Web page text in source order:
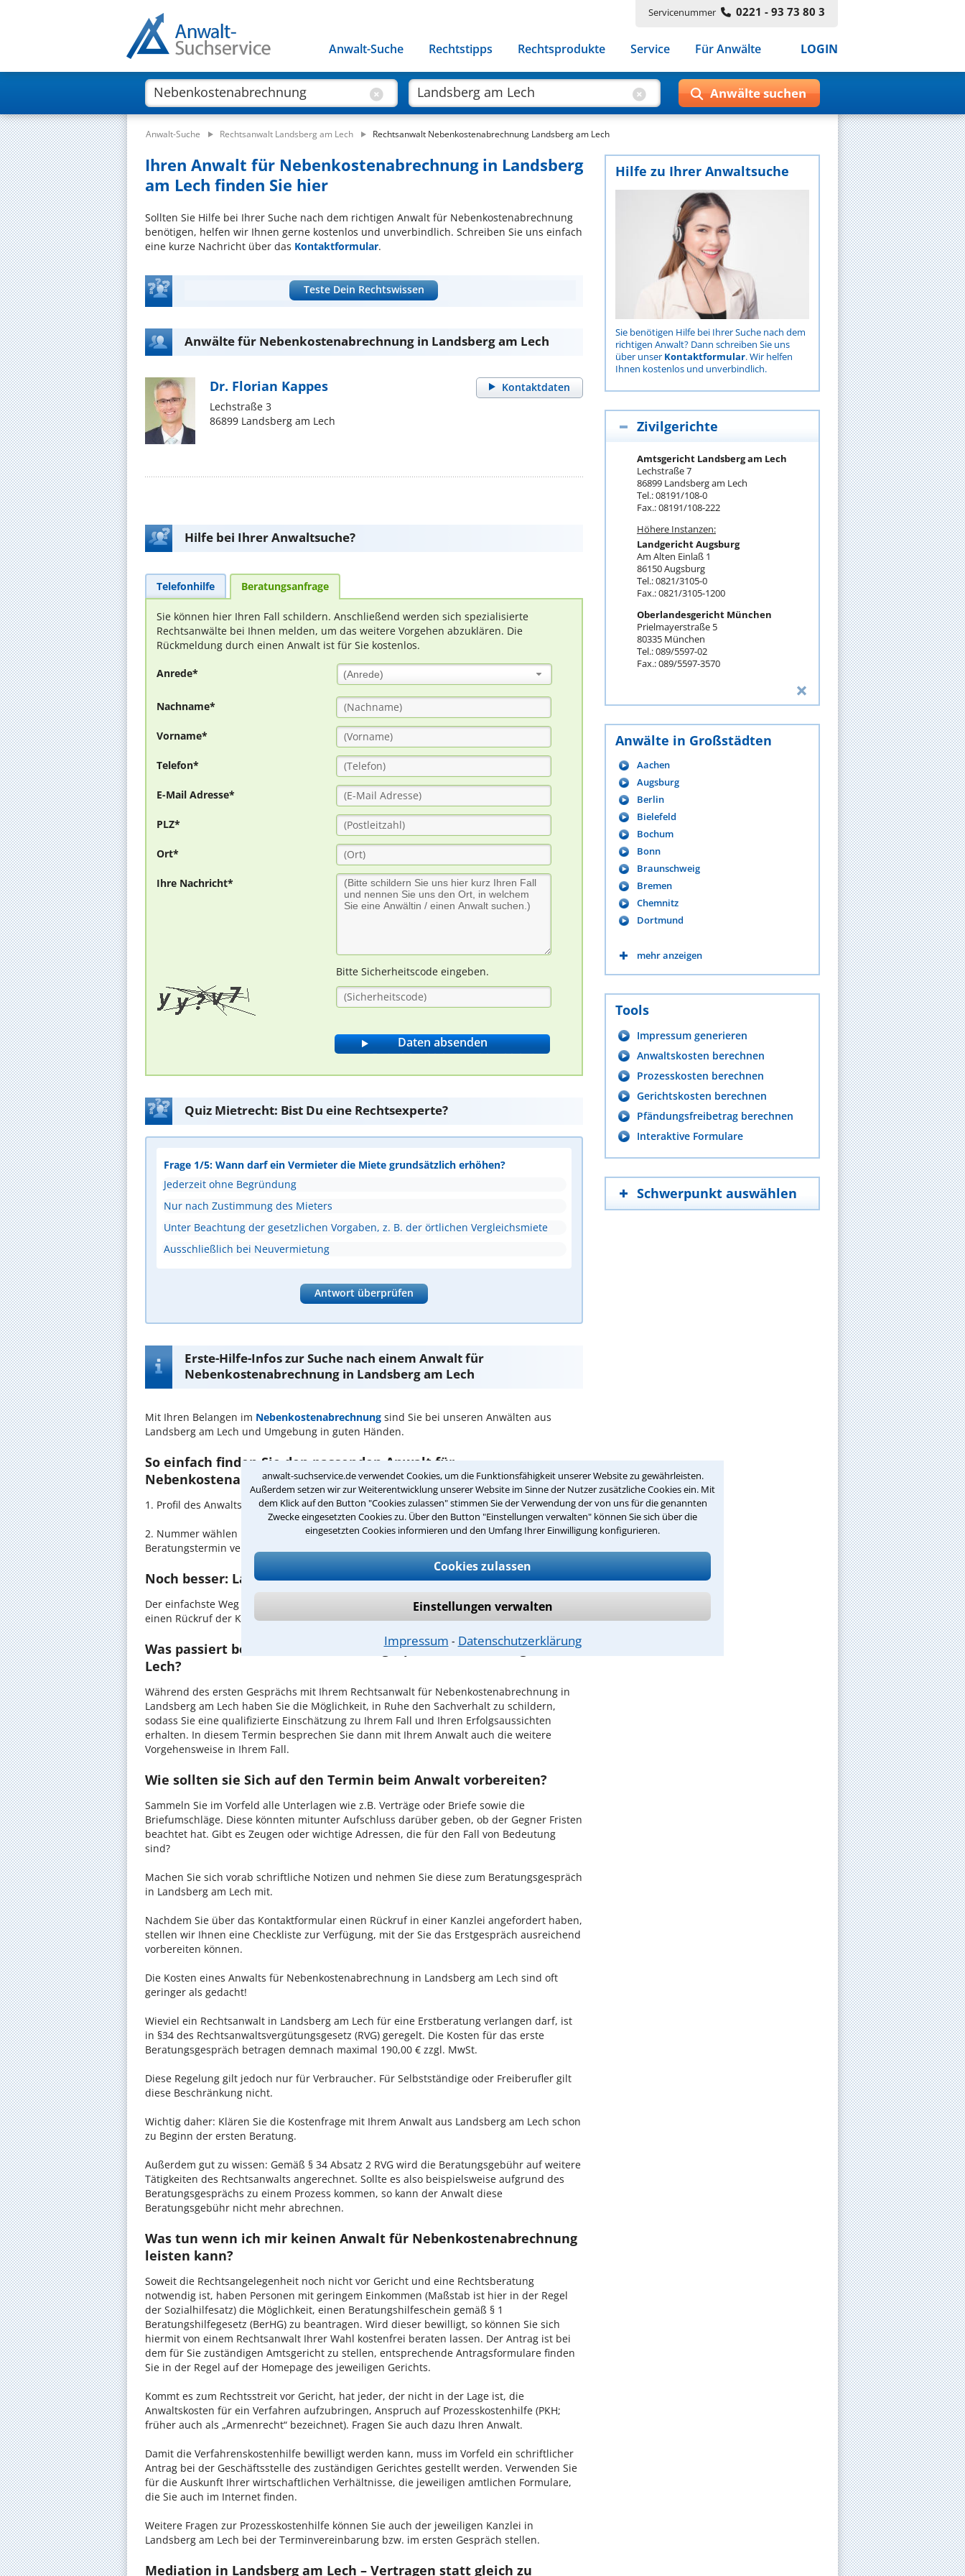
anwalt-suchservice.de verwendet Cookies, um die Funktionsfähigkeit unserer Website zu gewährleisten.
Außerdem setzen wir zur Weiterentwicklung unserer Website im Sinne der Nutzer zusätzliche Cookies ein. Mit
dem Klick auf den Button "Cookies zulassen" stimmen Sie der Verwendung der von uns für die genannten
Zwecke eingesetzten Cookies zu. Über den Button "Einstellungen verwalten" können Sie sich über die
eingesetzten Cookies informieren und den Umfang Ihrer Einwilligung konfigurieren.
Cookies zulassen
Einstellungen verwalten
Impressum ⁃ Datenschutzerklärung
Servicenummer 0221 - 93 73 80 3
Anwalt-Suche Rechtstipps Rechtsprodukte Service Für Anwälte LOGIN
Anwalt-Suche Rechtsanwalt Landsberg am Lech Rechtsanwalt Nebenkostenabrechnung Landsberg am Lech
Ihren Anwalt für Nebenkostenabrechnung in Landsberg
am Lech finden Sie hier
Sollten Sie Hilfe bei Ihrer Suche nach dem richtigen Anwalt für Nebenkostenabrechnung
benötigen, helfen wir Ihnen gerne kostenlos und unverbindlich. Schreiben Sie uns einfach
eine kurze Nachricht über das Kontaktformular.
Teste Dein Rechtswissen
Anwälte für Nebenkostenabrechnung in Landsberg am Lech
Kontaktdaten
Dr. Florian Kappes
Lechstraße 3
86899 Landsberg am Lech
Hilfe bei Ihrer Anwaltsuche?
Telefonhilfe Beratungsanfrage
Sie können hier Ihren Fall schildern. Anschließend werden sich spezialisierte
Rechtsanwälte bei Ihnen melden, um das weitere Vorgehen abzuklären. Die
Rückmeldung durch einen Anwalt ist für Sie kostenlos.
Anrede* (Anrede)
Nachname*
Vorname*
Telefon*
E-Mail Adresse*
PLZ*
Ort*
Ihre Nachricht*
Bitte Sicherheitscode eingeben.
Quiz Mietrecht: Bist Du eine Rechtsexperte?
Frage 1/5: Wann darf ein Vermieter die Miete grundsätzlich erhöhen?
Jederzeit ohne Begründung
Nur nach Zustimmung des Mieters
Unter Beachtung der gesetzlichen Vorgaben, z. B. der örtlichen Vergleichsmiete
Ausschließlich bei Neuvermietung
Antwort überprüfen
Erste-Hilfe-Infos zur Suche nach einem Anwalt für
Nebenkostenabrechnung in Landsberg am Lech
Mit Ihren Belangen im Nebenkostenabrechnung sind Sie bei unseren Anwälten aus
Landsberg am Lech und Umgebung in guten Händen.
So einfach finden Sie den passenden Anwalt für
Nebenkostenabrechnung in Landsberg am Lech:
1. Profil des Anwalts für Nebenkostenabrechnung in Ihrer Umgebung auswählen
2. Nummer wählen und direkt mit der Kanzlei in Landsberg am Lech einen
Beratungstermin vereinbaren
Noch besser: Lassen Sie sich zurückrufen
Der einfachste Weg zum Anwalt in Landsberg am Lech ist es, über unser Kontaktformular
einen Rückruf der Kanzlei anzufordern - probieren Sie es gleich aus.
Was passiert beim anwaltlichen Erstgespräch in Landsberg am
Lech?
Während des ersten Gesprächs mit Ihrem Rechtsanwalt für Nebenkostenabrechnung in
Landsberg am Lech haben Sie die Möglichkeit, in Ruhe den Sachverhalt zu schildern,
sodass Sie eine qualifizierte Einschätzung zu Ihrem Fall und Ihren Erfolgsaussichten
erhalten. In diesem Termin besprechen Sie dann mit Ihrem Anwalt auch die weitere
Vorgehensweise in Ihrem Fall.
Wie sollten sie Sich auf den Termin beim Anwalt vorbereiten?
Sammeln Sie im Vorfeld alle Unterlagen wie z.B. Verträge oder Briefe sowie die
Briefumschläge. Diese könnten mitunter Aufschluss darüber geben, ob der Gegner Fristen
beachtet hat. Gibt es Zeugen oder wichtige Adressen, die für den Fall von Bedeutung
sind?
Machen Sie sich vorab schriftliche Notizen und nehmen Sie diese zum Beratungsgespräch
in Landsberg am Lech mit.
Nachdem Sie über das Kontaktformular einen Rückruf in einer Kanzlei angefordert haben,
stellen wir Ihnen eine Checkliste zur Verfügung, mit der Sie das Erstgespräch ausreichend
vorbereiten können.
Die Kosten eines Anwalts für Nebenkostenabrechnung in Landsberg am Lech sind oft
geringer als gedacht!
Wieviel ein Rechtsanwalt in Landsberg am Lech für eine Erstberatung verlangen darf, ist
in §34 des Rechtsanwaltsvergütungsgesetz (RVG) geregelt. Die Kosten für das erste
Beratungsgespräch betragen demnach maximal 190,00 € zzgl. MwSt.
Diese Regelung gilt jedoch nur für Verbraucher. Für Selbstständige oder Freiberufler gilt
diese Beschränkung nicht.
Wichtig daher: Klären Sie die Kostenfrage mit Ihrem Anwalt aus Landsberg am Lech schon
zu Beginn der ersten Beratung.
Außerdem gut zu wissen: Gemäß § 34 Absatz 2 RVG wird die Beratungsgebühr auf weitere
Tätigkeiten des Rechtsanwalts angerechnet. Sollte es also beispielsweise aufgrund des
Beratungsgesprächs zu einem Prozess kommen, so kann der Anwalt diese
Beratungsgebühr nicht mehr abrechnen.
Was tun wenn ich mir keinen Anwalt für Nebenkostenabrechnung
leisten kann?
Soweit die Rechtsangelegenheit noch nicht vor Gericht und eine Rechtsberatung
notwendig ist, haben Personen mit geringem Einkommen (Maßstab ist hier in der Regel
der Sozialhilfesatz) die Möglichkeit, einen Beratungshilfeschein gemäß § 1
Beratungshilfegesetz (BerHG) zu beantragen. Wird dieser bewilligt, so können Sie sich
hiermit von einem Rechtsanwalt Ihrer Wahl kostenfrei beraten lassen. Der Antrag ist bei
dem für Sie zuständigen Amtsgericht zu stellen, entsprechende Antragsformulare finden
Sie in der Regel auf der Homepage des jeweiligen Gerichts.
Kommt es zum Rechtsstreit vor Gericht, hat jeder, der nicht in der Lage ist, die
Anwaltskosten für ein Verfahren aufzubringen, Anspruch auf Prozesskostenhilfe (PKH;
früher auch als „Armenrecht“ bezeichnet). Fragen Sie auch dazu Ihren Anwalt.
Damit die Verfahrenskostenhilfe bewilligt werden kann, muss im Vorfeld ein schriftlicher
Antrag bei der Geschäftsstelle des zuständigen Gerichtes gestellt werden. Verwenden Sie
für die Auskunft Ihrer wirtschaftlichen Verhältnisse, die jeweiligen amtlichen Formulare,
die Sie auch im Internet finden.
Weitere Fragen zur Prozesskostenhilfe können Sie auch der jeweiligen Kanzlei in
Landsberg am Lech bei der Terminvereinbarung bzw. im ersten Gespräch stellen.
Mediation in Landsberg am Lech – Vertragen statt gleich zu
Hilfe zu Ihrer Anwaltsuche
Sie benötigen Hilfe bei Ihrer Suche nach dem
richtigen Anwalt? Dann schreiben Sie uns
über unser Kontaktformular. Wir helfen
Ihnen kostenlos und unverbindlich.
Zivilgerichte
Amtsgericht Landsberg am Lech
Lechstraße 7
86899 Landsberg am Lech
Tel.: 08191/108-0
Fax.: 08191/108-222
Höhere Instanzen:
Landgericht Augsburg
Am Alten Einlaß 1
86150 Augsburg
Tel.: 0821/3105-0
Fax.: 0821/3105-1200
Oberlandesgericht München
Prielmayerstraße 5
80335 München
Tel.: 089/5597-02
Fax.: 089/5597-3570
Anwälte in Großstädten
Aachen
Augsburg
Berlin
Bielefeld
Bochum
Bonn
Braunschweig
Bremen
Chemnitz
Dortmund
mehr anzeigen
Tools
Impressum generieren
Anwaltskosten berechnen
Prozesskosten berechnen
Gerichtskosten berechnen
Pfändungsfreibetrag berechnen
Interaktive Formulare
Schwerpunkt auswählen